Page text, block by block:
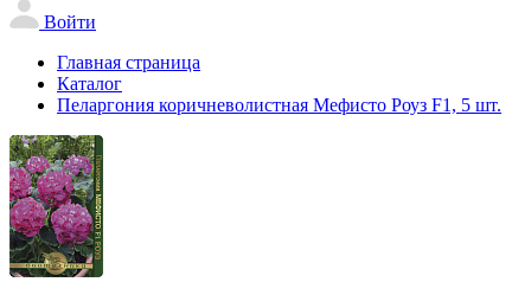
Войти
Главная страница
Каталог
Пеларгония коричневолистная Мефисто Роуз F1, 5 шт.